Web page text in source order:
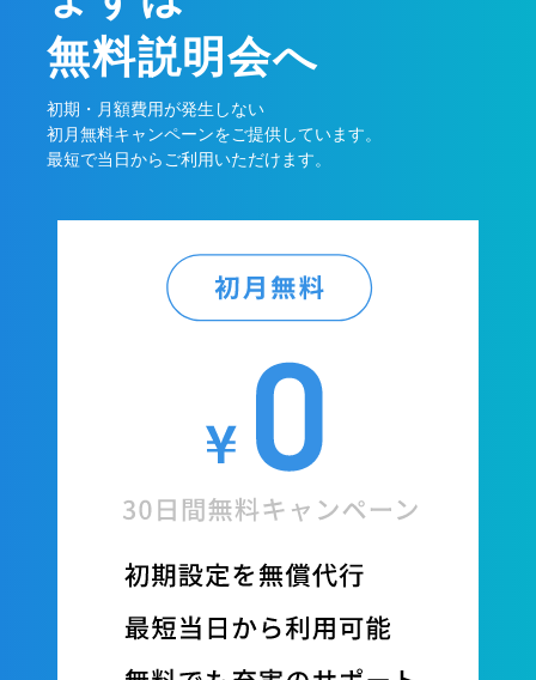
無料説明会へ
初期・月額費用が発生しない
初月無料キャンペーンをご提供しています。
最短で当日からご利用いただけます。